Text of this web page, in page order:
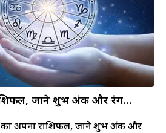
जाने शुभ अंक और रंग…
अपना राशिफल, जाने शुभ अंक और